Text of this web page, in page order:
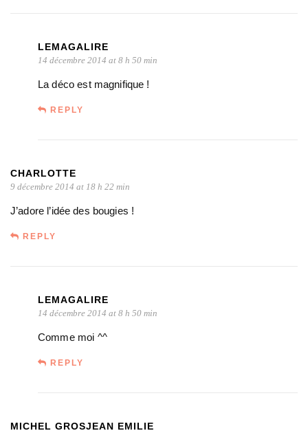
LEMAGALIRE
14 décembre 2014 at 8 h 50 min
La déco est magnifique !
REPLY
CHARLOTTE
9 décembre 2014 at 18 h 22 min
J’adore l’idée des bougies !
REPLY
LEMAGALIRE
14 décembre 2014 at 8 h 50 min
Comme moi ^^
REPLY
MICHEL GROSJEAN EMILIE